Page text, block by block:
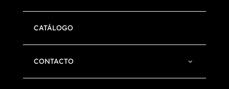
CATÁLOGO
CONTACTO